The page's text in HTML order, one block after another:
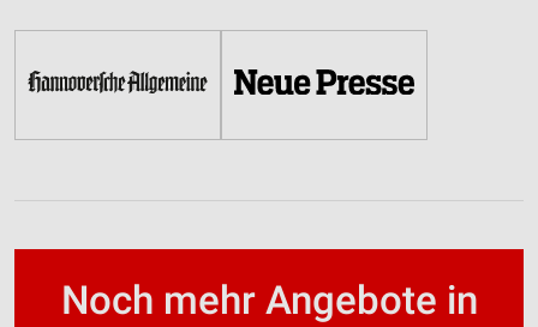
Noch mehr Angebote in